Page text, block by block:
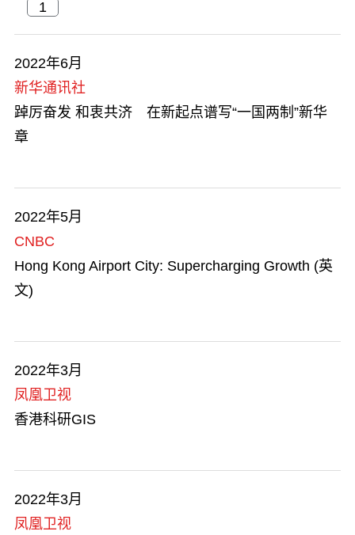
国际盛事
活力澎湃
金融服务
香港品牌
艺术与文化
勇于创新
知识产权贸易
2022年6月
新华通讯社
踔厉奋发 和衷共济 在新起点谱写“一国两制”新华
章
2022年5月
CNBC
Hong Kong Airport City: Supercharging Growth (英
文)
2022年3月
凤凰卫视
香港科研GIS
2022年3月
凤凰卫视